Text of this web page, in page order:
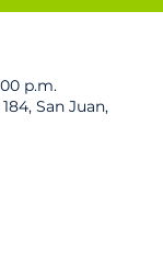
p.m.
San Juan,